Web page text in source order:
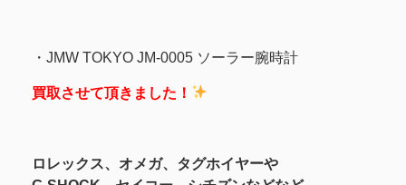
・JMW TOKYO JM-0005 ソーラー腕時計
買取させて頂きました！
ロレックス、オメガ、タグホイヤーや